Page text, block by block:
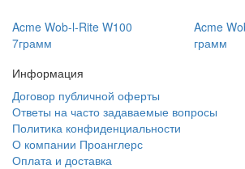
Acme Wob-l-Rite W100
7грамм
Acme
грамм
Информация
Договор публичной оферты
Ответы на часто задаваемые вопросы
Политика конфиденциальности
О компании Проанглерс
Оплата и доставка